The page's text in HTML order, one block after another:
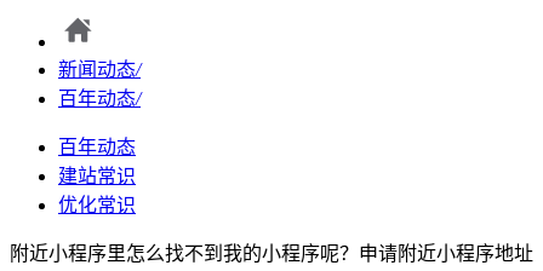
新闻动态/
百年动态/
百年动态
建站常识
优化常识
附近小程序里怎么找不到我的小程序呢？申请附近小程序地址